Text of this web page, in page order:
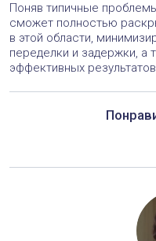
Поняв типичные
сможет полностью
в этой области,
переделки и задержки, а
эффективных
+7 (495) 221-50-